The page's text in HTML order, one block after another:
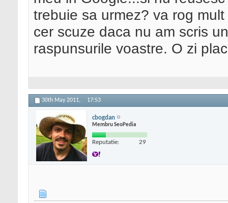
trebuie sa urmez? va rog
cer scuze daca nu am scris
raspunsurile voastre. O zi
30th May 2011, 17:53
cbogdan
Membru SeoPedia
Reputatie: 29